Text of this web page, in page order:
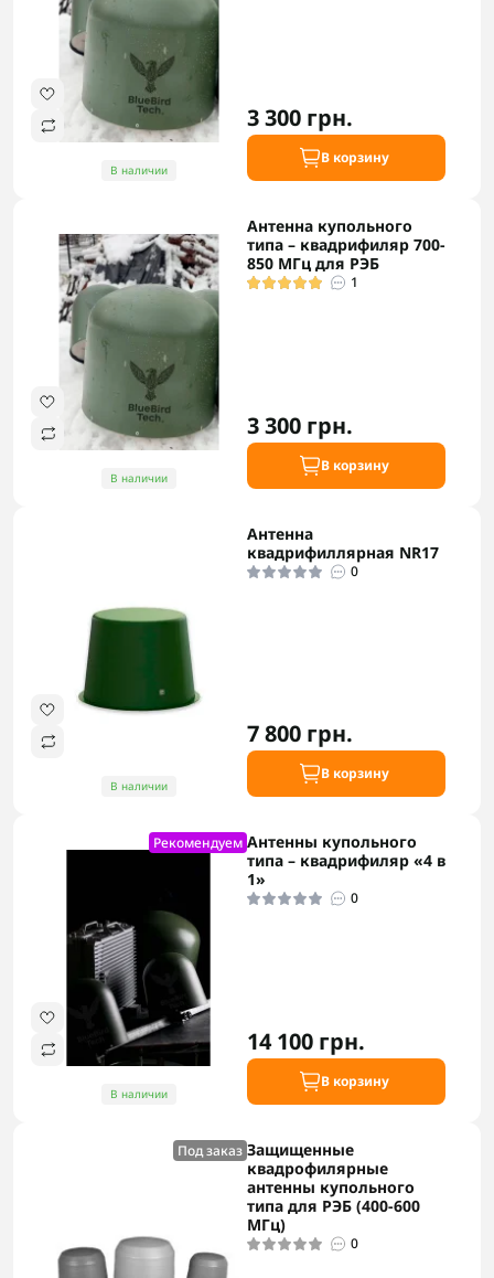
В наличии
3 300 грн.
В корзину
В наличии
Антенна купольного
типа – квадрифиляр 700-
850 МГц для РЭБ
1
3 300 грн.
В корзину
В наличии
Антенна
квадрифиллярная NR17
0
7 800 грн.
В корзину
Рекомендуем
В наличии
Антенны купольного
типа – квадрифиляр «4 в
1»
0
14 100 грн.
В корзину
Под заказ Защищенные
квадрофилярные
антенны купольного
типа для РЭБ (400-600
МГц)
0